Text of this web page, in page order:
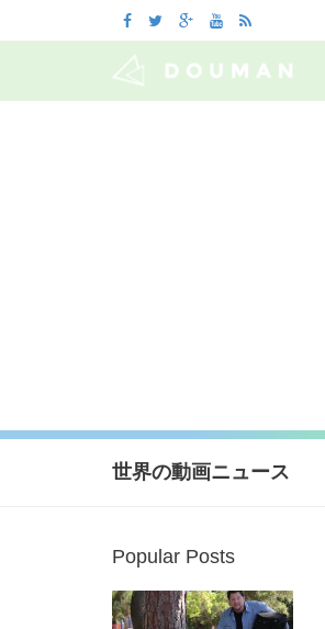
世界の動画ニュース
Popular Posts